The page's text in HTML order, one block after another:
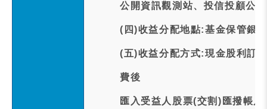
公開資訊觀測站、投信投顧公
(四)收益分配地點:基金保管銀
(五)收益分配方式:現金股利訂
費後
匯入受益人股票(交割)匯撥帳